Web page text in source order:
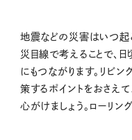
地震などの災害はいつ起
災目線で考えることで、
にもつながります。リビン
策するポイントをおさえ
心がけましょう。ローリン